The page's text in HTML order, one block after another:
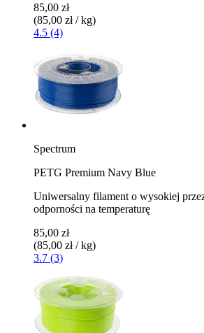
85,00 zł
(85,00 zł / kg)
4.5 (4)
Spectrum
PETG Premium Navy Blue
Uniwersalny filament o wysokiej
odporności na temperaturę
85,00 zł
(85,00 zł / kg)
3.7 (3)